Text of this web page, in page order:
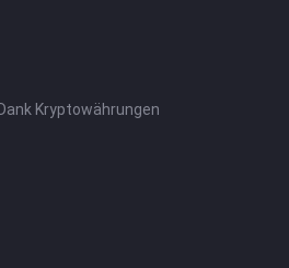
Kryptowährungen